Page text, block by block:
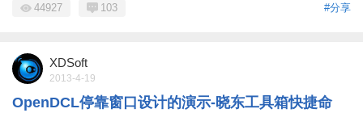
#分享
44927 103
XDSoft
2013-4-19
OpenDCL停靠窗口设计的演示-晓东工具箱快捷命